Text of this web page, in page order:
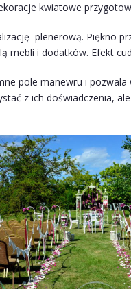
kwiatowe
plenerową. Piękno
mebli i dodatków. Efekt
pole manewru i
z ich doświadczenia,